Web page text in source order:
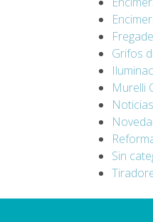
Grifos
Murelli
Noticias
Sin